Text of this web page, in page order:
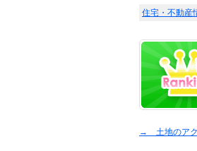
住宅・不動産
→ 土地のアク